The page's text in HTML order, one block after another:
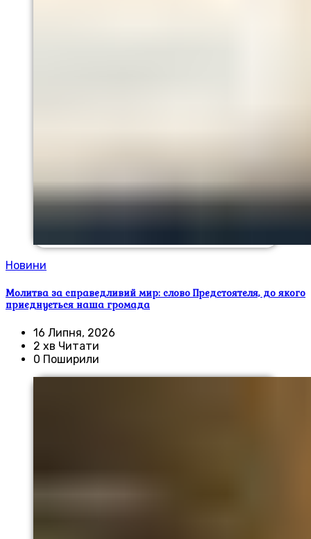
Новини
Молитва за справедливий мир: слово Предстоятеля, до якого
приєднується наша громада
16 Липня, 2026
2 хв Читати
0 Поширили